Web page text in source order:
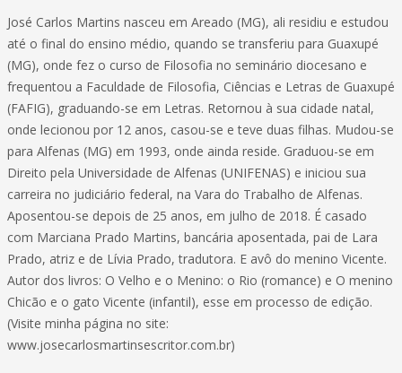
José Carlos Martins nasceu em Areado (MG), ali residiu e estudou
até o final do ensino médio, quando se transferiu para Guaxupé
(MG), onde fez o curso de Filosofia no seminário diocesano e
frequentou a Faculdade de Filosofia, Ciências e Letras de Guaxupé
(FAFIG), graduando-se em Letras. Retornou à sua cidade natal,
onde lecionou por 12 anos, casou-se e teve duas filhas. Mudou-se
para Alfenas (MG) em 1993, onde ainda reside. Graduou-se em
Direito pela Universidade de Alfenas (UNIFENAS) e iniciou sua
carreira no judiciário federal, na Vara do Trabalho de Alfenas.
Aposentou-se depois de 25 anos, em julho de 2018. É casado
com Marciana Prado Martins, bancária aposentada, pai de Lara
Prado, atriz e de Lívia Prado, tradutora. E avô do menino Vicente.
Autor dos livros: O Velho e o Menino: o Rio (romance) e O menino
Chicão e o gato Vicente (infantil), esse em processo de edição.
(Visite minha página no site:
www.josecarlosmartinsescritor.com.br)